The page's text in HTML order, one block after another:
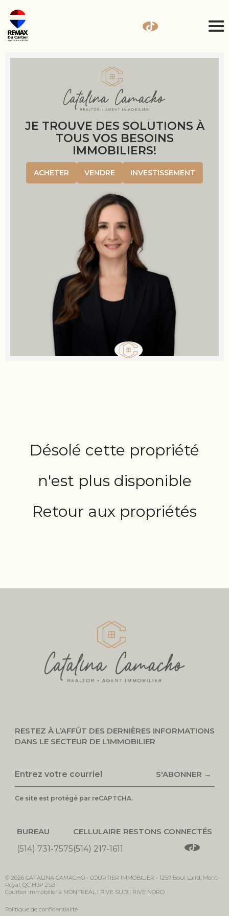
JE TROUVE DES SOLUTIONS À
TOUS VOS BESOINS
IMMOBILIERS!
ACHETER VENDRE INVESTISSEMENT
Désolé cette propriété
n'est plus disponible
Retour aux propriétés
RESTEZ À L’AFFÛT DES DERNIÈRES INFORMATIONS
DANS LE SECTEUR DE L’IMMOBILIER
S'ABONNER →
Ce site est protégé par reCAPTCHA.
BUREAU
(514) 731-7575
CELLULAIRE
(514) 217-1611
RESTONS CONNECTÉS
© 2026 CATALINA CAMACHO - COURTIER IMMOBILIER - 1257 Boul Laird, Mont-
Royal, QC H3P 2S9
Courtier immobilier à MONTREAL | RIVE SUD | RIVE NORD
Politique de confidentialité